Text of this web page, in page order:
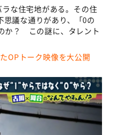
な住宅地がある。その住
議な通りがあり、「0の
か？ この謎に、タレント
OPトーク映像を大公開